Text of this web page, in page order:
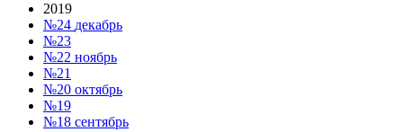
2019
№24 декабрь
№23
№22 ноябрь
№21
№20 октябрь
№19
№18 сентябрь